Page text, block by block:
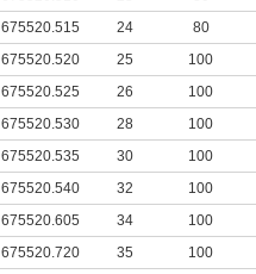
675520.515
24
80
675520.520
25
100
675520.525
26
100
675520.530
28
100
675520.535
30
100
675520.540
32
100
675520.605
34
100
675520.720
35
100